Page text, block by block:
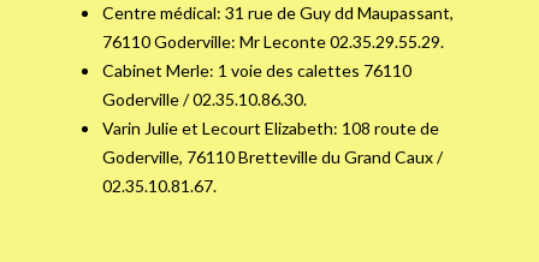
Centre médical: 31 rue de Guy dd Maupassant,
76110 Goderville: Mr Leconte 02.35.29.55.29.
Cabinet Merle: 1 voie des calettes 76110
Goderville / 02.35.10.86.30.
​​​​​​​Varin Julie et Lecourt Elizabeth: 108 route de
Goderville, 76110 Bretteville du Grand Caux /
02.35.10.81.67.